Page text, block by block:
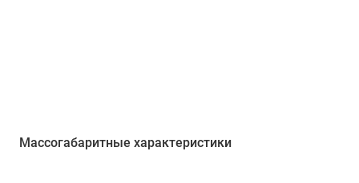
Массогабаритные характеристики